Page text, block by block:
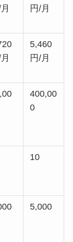
円/月
5,460
円/月
400,00
0
10
5,000